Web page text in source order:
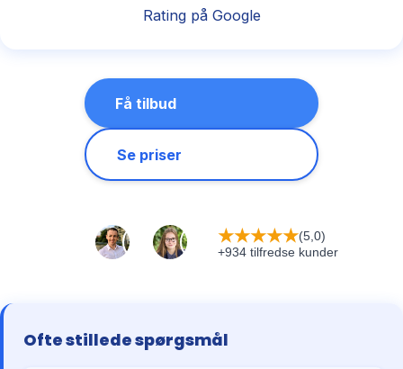
Rating på Google
Få tilbud
Se priser
★★★★★(5,0)
+934 tilfredse kunder
Ofte stillede spørgsmål